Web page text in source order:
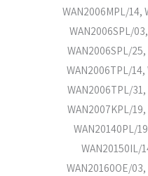
WAN2006MPL/14,
WAN2006SPL/
WAN2006SPL/
WAN2006TPL/
WAN2006TPL/
WAN2007KPL/
WAN20140PL/
WAN20150IL/
WAN20160OE/